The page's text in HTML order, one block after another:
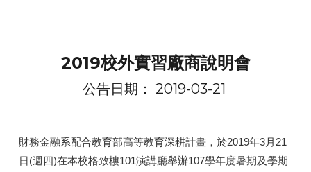
2019校外實習廠商說明會
公告日期： 2019-03-21
財務金融系配合教育部高等教育深耕計畫，於2019年3月21
日(週四)在本校格致樓101演講廳舉辦107學年度暑期及學期